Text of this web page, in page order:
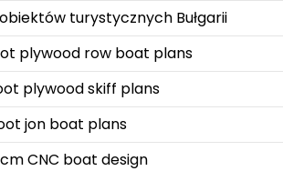
turystycznych Bułgarii
plywood row boat plans
plywood skiff plans
jon boat plans
CNC boat design